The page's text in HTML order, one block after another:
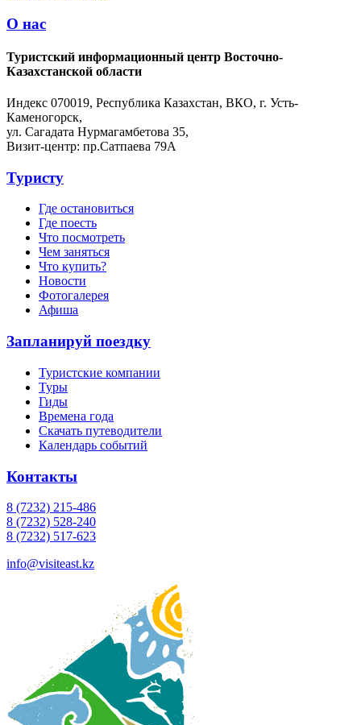
О нас
Туристский информационный центр Восточно-
Казахстанской области
Индекс 070019, Республика Казахстан, ВКО, г. Усть-
Каменогорск,
ул. Сагадата Нурмагамбетова 35,
Визит-центр: пр.Сатпаева 79А
Туристу
Где остановиться
Где поесть
Что посмотреть
Чем заняться
Что купить?
Новости
Фотогалерея
Афиша
Запланируй поездку
Туристские компании
Туры
Гиды
Времена года
Скачать путеводители
Календарь событий
Контакты
8 (7232) 215-486
8 (7232) 528-240
8 (7232) 517-623
info@visiteast.kz